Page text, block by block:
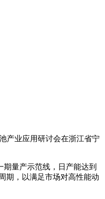
产业应用研讨会在浙江省宁
量产示范线，日产能达到
期，以满足市场对高性能动